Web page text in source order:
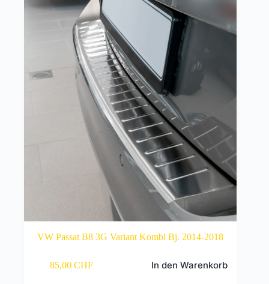
VW Passat B8 3G Variant Kombi Bj. 2014-2018
85,00 CHF In den Warenkorb